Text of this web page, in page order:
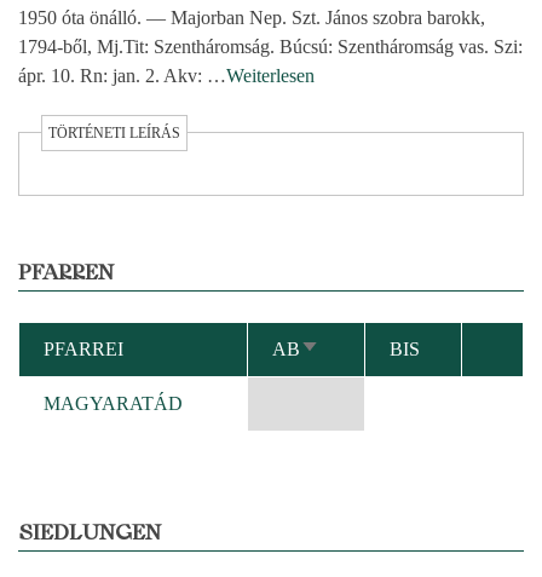
1950 óta önálló. — Majorban Nep. Szt. János szobra barokk,
1794-ből, Mj.Tit: Szentháromság. Búcsú: Szentháromság vas. Szi:
ápr. 10. Rn: jan. 2. Akv: …Weiterlesen
TÖRTÉNETI LEÍRÁS
PFARREN
PFARREI ABAUFSTEIGEND
SORTIEREN
BIS
MAGYARATÁD
SIEDLUNGEN